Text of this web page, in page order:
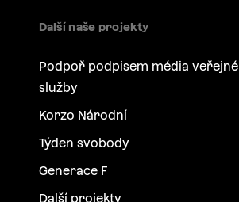
Další naše projekty
Podpoř podpisem média veřejné
služby
Korzo Národní
Týden svobody
Generace F
Další projekty